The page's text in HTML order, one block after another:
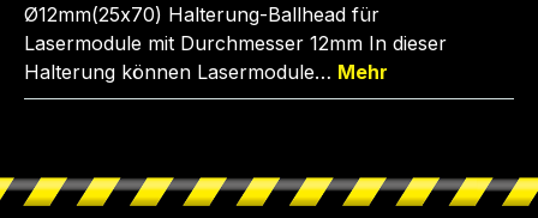
Ø12mm(25x70) Halterung-Ballhead für
Lasermodule mit Durchmesser 12mm In dieser
Halterung können Lasermodule… Mehr